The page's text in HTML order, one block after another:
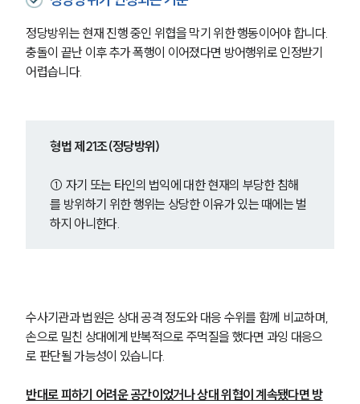
정당방위는 현재 진행 중인 위협을 막기 위한 행동이어야 합니다.
충돌이 끝난 이후 추가 폭행이 이어졌다면 방어행위로 인정받기
어렵습니다.
형법 제21조(정당방위)
① 자기 또는 타인의 법익에 대한 현재의 부당한 침해
를 방위하기 위한 행위는 상당한 이유가 있는 때에는 벌
하지 아니한다.
수사기관과 법원은 상대 공격 정도와 대응 수위를 함께 비교하며,
손으로 밀친 상대에게 반복적으로 주먹질을 했다면 과잉 대응으
로 판단될 가능성이 있습니다.
반대로 피하기 어려운 공간이었거나 상대 위협이 계속됐다면 방